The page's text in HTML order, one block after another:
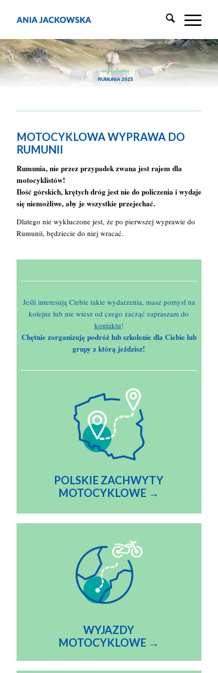
RUMUNIA 2025
MOTOCYKLOWA WYPRAWA DO
RUMUNII
Rumunia, nie przez przypadek zwana jest rajem dla
motocyklistów!
Ilość górskich, krętych dróg jest nie do policzenia i wydaje
się niemożliwe, aby je wszystkie przejechać.
Dlatego nie wykluczone jest, że po pierwszej wyprawie do
Rumunii, będziecie do niej wracać.
Jeśli interesują Ciebie takie wydarzenia, masz pomysł na
kolejne lub nie wiesz od czego zacząć zapraszam do
kontaktu!
Chętnie zorganizuję podróż lub szkolenie dla Ciebie lub
grupy z którą jeździsz!
POLSKIE ZACHWYTY
MOTOCYKLOWE →
WYJAZDY
MOTOCYKLOWE →